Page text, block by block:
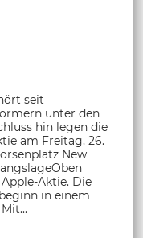
seit
unter den
hin legen die
am Freitag, 26.
New
Aktie. Die
in einem